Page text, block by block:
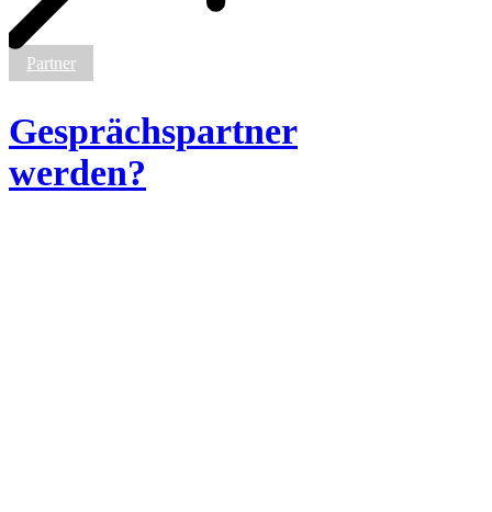
Gesprächspartner
werden?
Partner
Gesprächspartner
werden?